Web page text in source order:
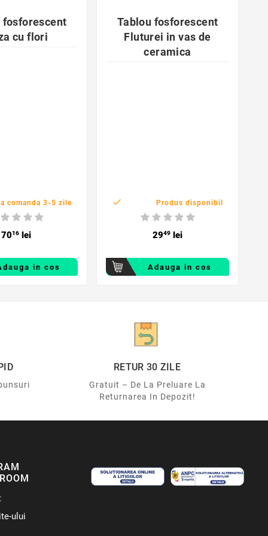
fosforescent
cu flori
comanda 3-5 zile
7016 lei
in cos
Tablou fosforescent
Fluturei in vas de
ceramica
 Produs disponibil
2949 lei
Adauga in cos
RETUR 30 ZILE
Gratuit – De La Preluare La
Returnarea In Depozit!
ului